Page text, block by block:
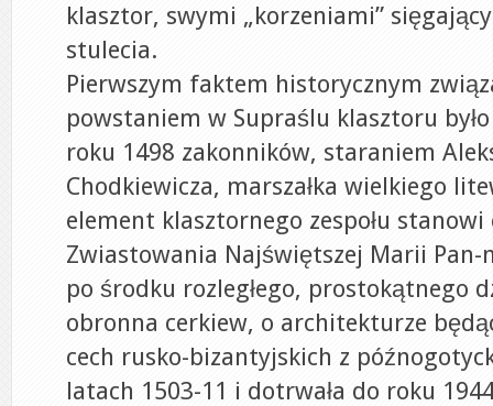
klasztor, swymi „korzeniami”
stulecia.
Pierwszym faktem historycznym
powstaniem w Supraślu klasztoru
roku 1498 zakonników, staraniem
Chodkiewicza, marszałka wielkiego
element klasztornego zespołu stanowi
Zwiastowania Najświętszej Marii Pan-
po środku rozległego, prostokątnego
obronna cerkiew, o architekturze
cech rusko-bizantyjskich z
latach 1503-11 i dotrwała do roku